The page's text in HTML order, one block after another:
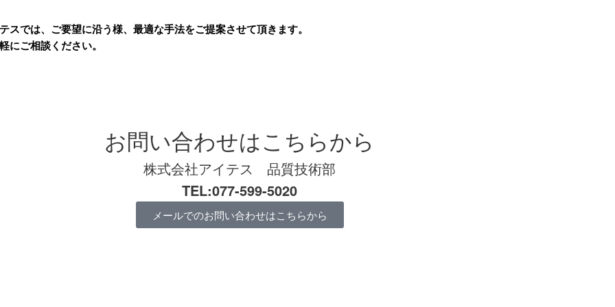
スでは、ご要望に沿う様、最適な手法をご提案させて頂きます。
にご相談ください。
お問い合わせはこちらから
株式会社アイテス 品質技術部
TEL:077-599-5020
メールでのお問い合わせはこちらから